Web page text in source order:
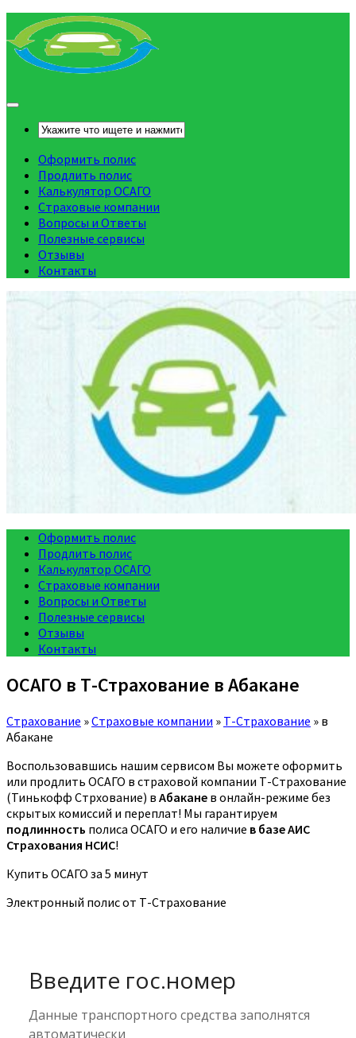
Оформить полис
Продлить полис
Калькулятор ОСАГО
Страховые компании
Вопросы и Ответы
Полезные сервисы
Отзывы
Контакты
Оформить полис
Продлить полис
Калькулятор ОСАГО
Страховые компании
Вопросы и Ответы
Полезные сервисы
Отзывы
Контакты
ОСАГО в Т-Страхование в Абакане
Страхование »Страховые компании » Т-Страхование » в
Абакане
Воспользовавшись нашим сервисом Вы можете оформить
или продлить ОСАГО в страховой компании Т-Страхование
(Тинькофф Стрхование) в Абакане в онлайн-режиме без
скрытых комиссий и переплат! Мы гарантируем
подлинность полиса ОСАГО и его наличие в базе АИС
Страхования НСИС!
Купить ОСАГО за 5 минут
Электронный полис от Т-Страхование